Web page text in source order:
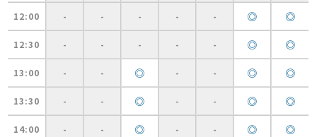
12:00 - - - - - ◎ ◎
12:30 - - - - - ◎ ◎
13:00 - - ◎ - - ◎ ◎
13:30 - - ◎ - - ◎ ◎
14:00 - - ◎ - - ◎ ◎